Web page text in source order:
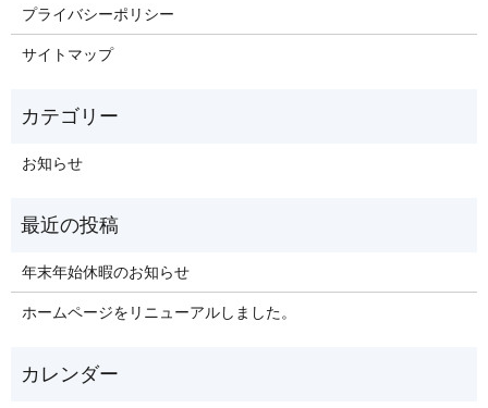
プライバシーポリシー
サイトマップ
お知らせ
年末年始休暇のお知らせ
ホームページをリニューアルしました。